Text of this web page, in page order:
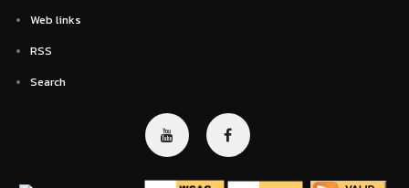
Web links
RSS
Search